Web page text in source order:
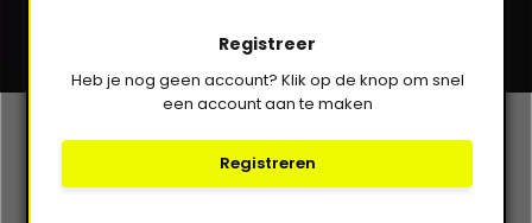
Registreer
Heb je nog geen account? Klik op de knop om snel
een account aan te maken
Registreren
* Lees hier de wettelijke beperkingen
Klantenservice